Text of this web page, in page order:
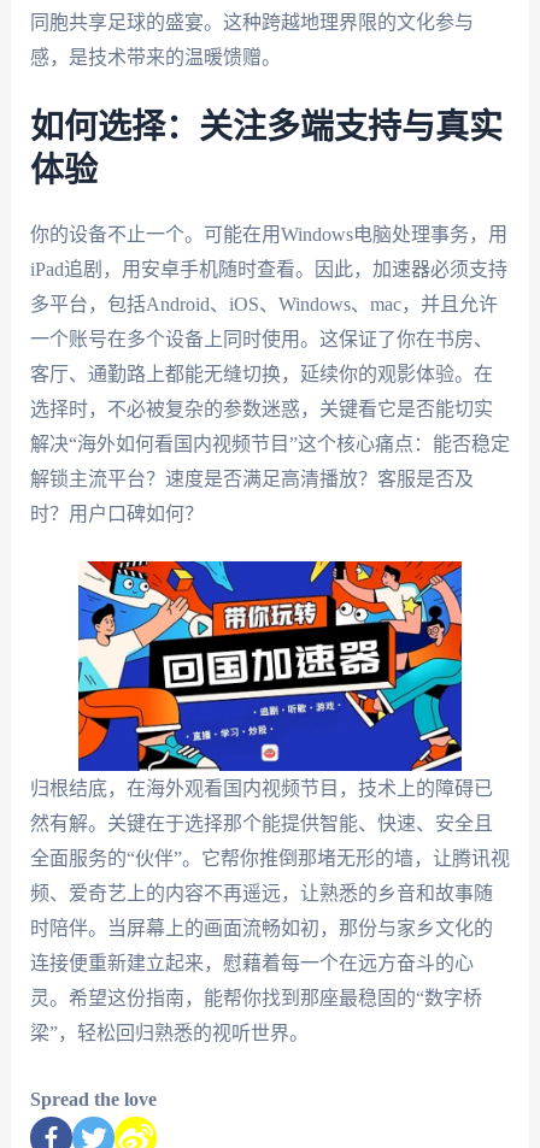
同胞共享足球的盛宴。这种跨越地理界限的文化参与
感，是技术带来的温暖馈赠。
如何选择：关注多端支持与真实
体验
你的设备不止一个。可能在用Windows电脑处理事务，用
iPad追剧，用安卓手机随时查看。因此，加速器必须支持
多平台，包括Android、iOS、Windows、mac，并且允许
一个账号在多个设备上同时使用。这保证了你在书房、
客厅、通勤路上都能无缝切换，延续你的观影体验。在
选择时，不必被复杂的参数迷惑，关键看它是否能切实
解决“海外如何看国内视频节目”这个核心痛点：能否稳定
解锁主流平台？速度是否满足高清播放？客服是否及
时？用户口碑如何？
归根结底，在海外观看国内视频节目，技术上的障碍已
然有解。关键在于选择那个能提供智能、快速、安全且
全面服务的“伙伴”。它帮你推倒那堵无形的墙，让腾讯视
频、爱奇艺上的内容不再遥远，让熟悉的乡音和故事随
时陪伴。当屏幕上的画面流畅如初，那份与家乡文化的
连接便重新建立起来，慰藉着每一个在远方奋斗的心
灵。希望这份指南，能帮你找到那座最稳固的“数字桥
梁”，轻松回归熟悉的视听世界。
Spread the love